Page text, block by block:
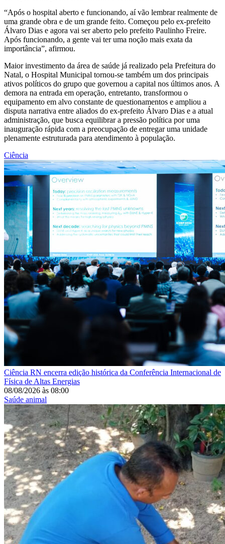
“Após o hospital aberto e funcionando, aí vão lembrar realmente de
uma grande obra e de um grande feito. Começou pelo ex-prefeito
Álvaro Dias e agora vai ser aberto pelo prefeito Paulinho Freire.
Após funcionando, a gente vai ter uma noção mais exata da
importância”, afirmou.
Maior investimento da área de saúde já realizado pela Prefeitura do
Natal, o Hospital Municipal tornou-se também um dos principais
ativos políticos do grupo que governou a capital nos últimos anos. A
demora na entrada em operação, entretanto, transformou o
equipamento em alvo constante de questionamentos e ampliou a
disputa narrativa entre aliados do ex-prefeito Álvaro Dias e a atual
administração, que busca equilibrar a pressão política por uma
inauguração rápida com a preocupação de entregar uma unidade
plenamente estruturada para atendimento à população.
Ciência
Ciência RN encerra edição histórica da Conferência Internacional de
Física de Altas Energias
08/08/2026 às 08:00
Saúde animal